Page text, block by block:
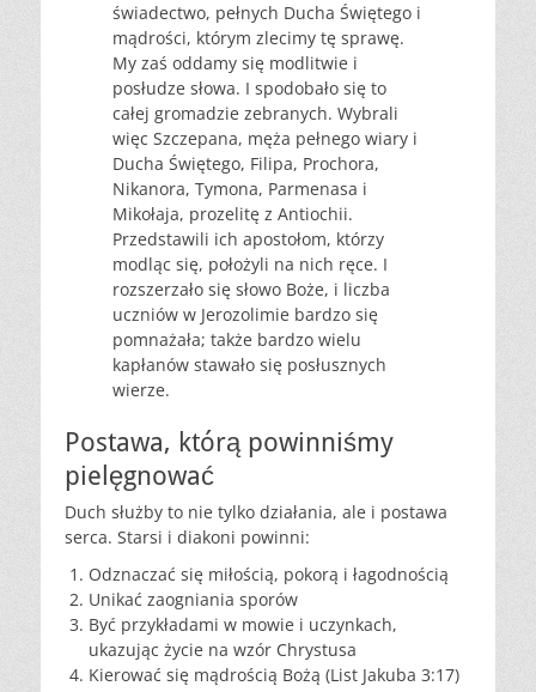
świadectwo, pełnych Ducha Świętego i
mądrości, którym zlecimy tę sprawę.
My zaś oddamy się modlitwie i
posłudze słowa. I spodobało się to
całej gromadzie zebranych. Wybrali
więc Szczepana, męża pełnego wiary i
Ducha Świętego, Filipa, Prochora,
Nikanora, Tymona, Parmenasa i
Mikołaja, prozelitę z Antiochii.
Przedstawili ich apostołom, którzy
modląc się, położyli na nich ręce. I
rozszerzało się słowo Boże, i liczba
uczniów w Jerozolimie bardzo się
pomnażała; także bardzo wielu
kapłanów stawało się posłusznych
wierze.
Postawa, którą powinniśmy
pielęgnować
Duch służby to nie tylko działania, ale i postawa
serca. Starsi i diakoni powinni:
Odznaczać się miłością, pokorą i łagodnością
Unikać zaogniania sporów
Być przykładami w mowie i uczynkach,
ukazując życie na wzór Chrystusa
Kierować się mądrością Bożą (List Jakuba 3:17)